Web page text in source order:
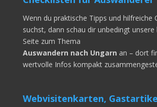
Wenn du praktische Tipps und hilfreiche
suchst, dann schau dir unbedingt unsere
Seite zum Thema
Auswandern nach Ungarn an – dort
wertvolle Infos kompakt
Webvisitenkarten,